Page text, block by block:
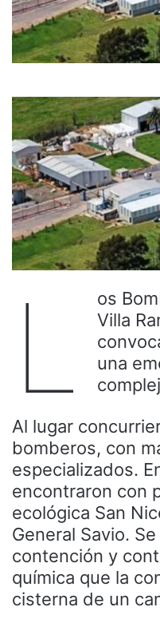
L
os
Villa
una
Al lugar
bomberos, con
especializados.
encontraron con
ecológica San
General Savio.
contención y
química que la
cisterna de un